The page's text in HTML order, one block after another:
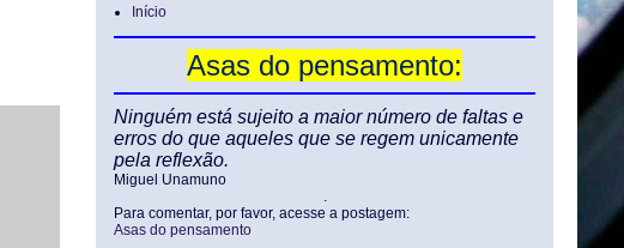
Início
Asas do pensamento:
Ninguém está sujeito a maior número de faltas e
erros do que aqueles que se regem unicamente
pela reflexão.
Miguel Unamuno
.
Para comentar, por favor, acesse a postagem:
Asas do pensamento